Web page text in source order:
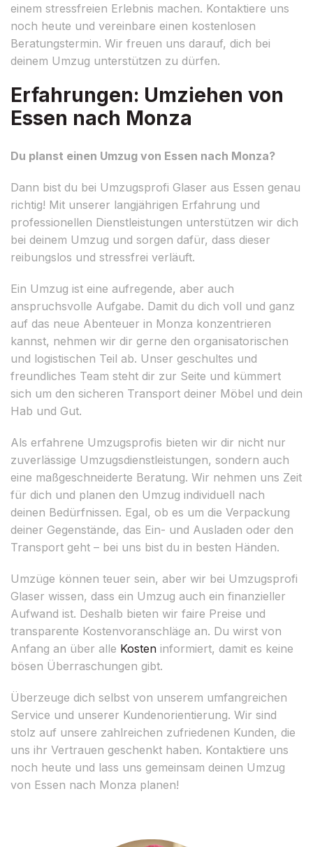
einem stressfreien Erlebnis machen. Kontaktiere uns
noch heute und vereinbare einen kostenlosen
Beratungstermin. Wir freuen uns darauf, dich bei
deinem Umzug unterstützen zu dürfen.
Erfahrungen: Umziehen von
Essen nach Monza
Du planst einen Umzug von Essen nach Monza?
Dann bist du bei Umzugsprofi Glaser aus Essen genau
richtig! Mit unserer langjährigen Erfahrung und
professionellen Dienstleistungen unterstützen wir dich
bei deinem Umzug und sorgen dafür, dass dieser
reibungslos und stressfrei verläuft.
Ein Umzug ist eine aufregende, aber auch
anspruchsvolle Aufgabe. Damit du dich voll und ganz
auf das neue Abenteuer in Monza konzentrieren
kannst, nehmen wir dir gerne den organisatorischen
und logistischen Teil ab. Unser geschultes und
freundliches Team steht dir zur Seite und kümmert
sich um den sicheren Transport deiner Möbel und dein
Hab und Gut.
Als erfahrene Umzugsprofis bieten wir dir nicht nur
zuverlässige Umzugsdienstleistungen, sondern auch
eine maßgeschneiderte Beratung. Wir nehmen uns Zeit
für dich und planen den Umzug individuell nach
deinen Bedürfnissen. Egal, ob es um die Verpackung
deiner Gegenstände, das Ein- und Ausladen oder den
Transport geht – bei uns bist du in besten Händen.
Umzüge können teuer sein, aber wir bei Umzugsprofi
Glaser wissen, dass ein Umzug auch ein finanzieller
Aufwand ist. Deshalb bieten wir faire Preise und
transparente Kostenvoranschläge an. Du wirst von
Anfang an über alle Kosten informiert, damit es keine
bösen Überraschungen gibt.
Überzeuge dich selbst von unserem umfangreichen
Service und unserer Kundenorientierung. Wir sind
stolz auf unsere zahlreichen zufriedenen Kunden, die
uns ihr Vertrauen geschenkt haben. Kontaktiere uns
noch heute und lass uns gemeinsam deinen Umzug
von Essen nach Monza planen!